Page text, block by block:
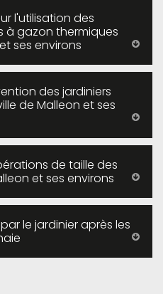
l'utilisation des
à gazon thermiques
ses environs
des jardiniers
de Malleon et ses
de taille des
et ses environs
le jardinier après les